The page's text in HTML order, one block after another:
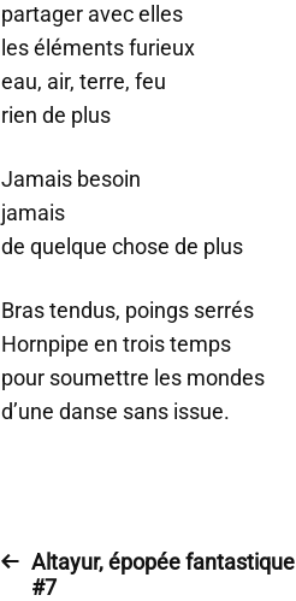
partager avec elles
les éléments furieux
eau, air, terre, feu
rien de plus
Jamais besoin
jamais
de quelque chose de plus
Bras tendus, poings serrés
Hornpipe en trois temps
pour soumettre les mondes
d’une danse sans issue.
Altayur, épopée fantastique
#7